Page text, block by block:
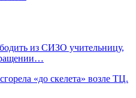
из СИЗО учительницу,
«до скелета» возле ТЦ.